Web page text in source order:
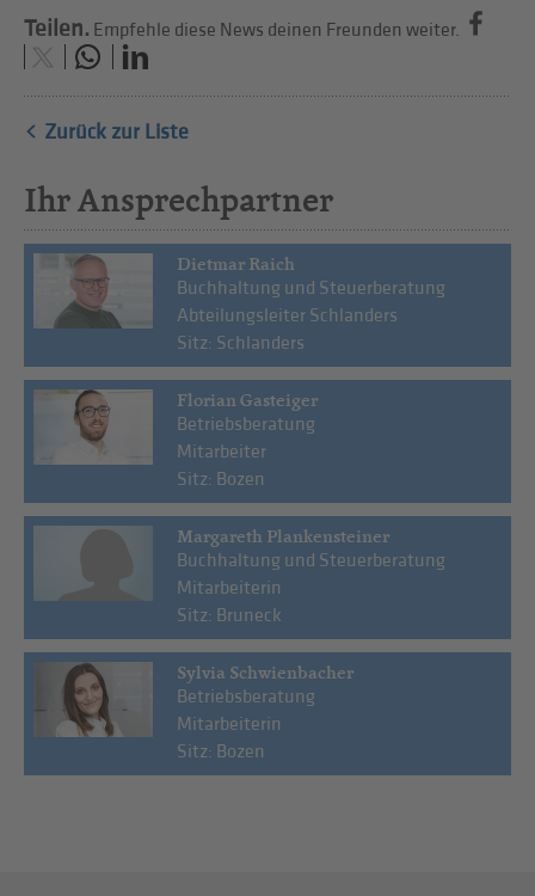
Teilen. Empfehle diese News deinen Freunden weiter.
Zurück zur Liste
Ihr Ansprechpartner
Dietmar Raich
Buchhaltung und Steuerberatung
Abteilungsleiter Schlanders
Sitz: Schlanders
Florian Gasteiger
Betriebsberatung
Mitarbeiter
Sitz: Bozen
Margareth Plankensteiner
Buchhaltung und Steuerberatung
Mitarbeiterin
Sitz: Bruneck
Sylvia Schwienbacher
Betriebsberatung
Mitarbeiterin
Sitz: Bozen